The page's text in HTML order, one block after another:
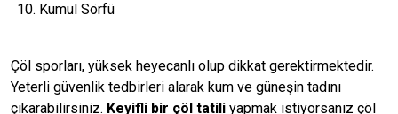
Kumul Sörfü
Çöl sporları, yüksek heyecanlı olup dikkat gerektirmektedir.
Yeterli güvenlik tedbirleri alarak kum ve güneşin tadını
çıkarabilirsiniz. Keyifli bir çöl tatili yapmak istiyorsanız çöl